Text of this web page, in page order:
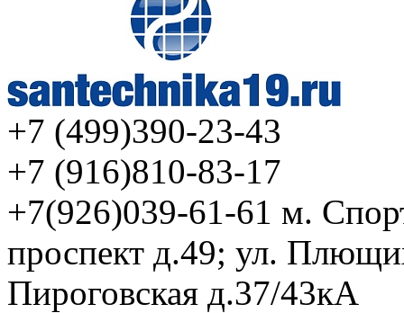
+7 (499)390-23-43
+7 (916)810-83-17
+7(926)039-61-61 м.
проспект д.49; ул.
Пироговская д.37/43кА